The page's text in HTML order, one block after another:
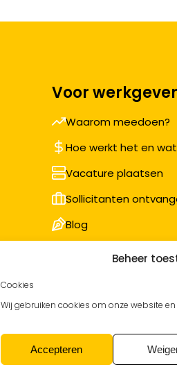
Beheer
Cookies
Wij gebruiken cookies om onze website
Accepteren
Voor
Waarom meedoen?
Hoe werkt het en
Vacature plaatsen
Sollicitanten
Blog